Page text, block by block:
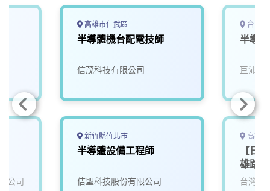
公司
高雄市仁武區
半導體機台配電技師
信茂科技有限公司
新竹縣竹北市
半導體設備工程師
佶聖科技股份有限公司
台中
半導
巨沛股
高雄
【日
雄路
台灣華